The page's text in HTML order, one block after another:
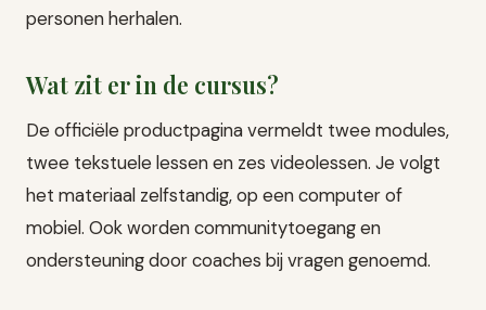
personen herhalen.
Wat zit er in de cursus?
De officiële productpagina vermeldt twee modules,
twee tekstuele lessen en zes videolessen. Je volgt
het materiaal zelfstandig, op een computer of
mobiel. Ook worden communitytoegang en
ondersteuning door coaches bij vragen genoemd.